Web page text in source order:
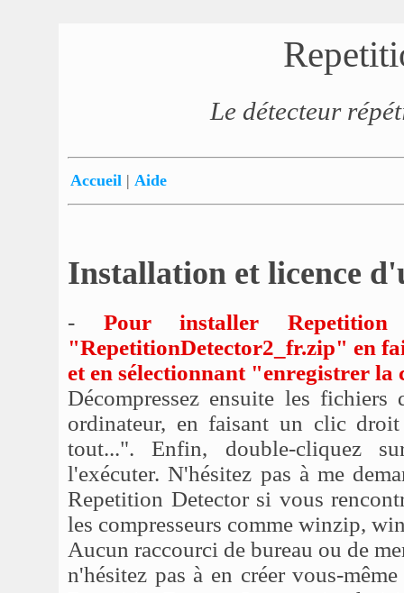
Le détecteur
Accueil | Aide
Installation et licence
- Pour installer
"RepetitionDetector2_fr.zip" en
et en sélectionnant "enregistrer la
Décompressez ensuite les
ordinateur, en faisant un clic
tout...". Enfin, double-cliquez
l'exécuter. N'hésitez pas à me
Repetition Detector si vous
les compresseurs comme winzip,
Aucun raccourci de bureau ou de
n'hésitez pas à en créer vous-